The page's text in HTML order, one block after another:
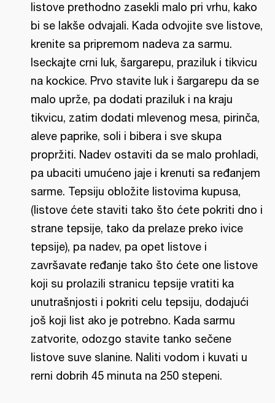
listove prethodno zasekli malo pri vrhu, kako
bi se lakše odvajali. Kada odvojite sve listove,
krenite sa pripremom nadeva za sarmu.
Iseckajte crni luk, šargarepu, praziluk i tikvicu
na kockice. Prvo stavite luk i šargarepu da se
malo uprže, pa dodati praziluk i na kraju
tikvicu, zatim dodati mlevenog mesa, pirinča,
aleve paprike, soli i bibera i sve skupa
propržiti. Nadev ostaviti da se malo prohladi,
pa ubaciti umućeno jaje i krenuti sa ređanjem
sarme. Tepsiju obložite listovima kupusa,
(listove ćete staviti tako što ćete pokriti dno i
strane tepsije, tako da prelaze preko ivice
tepsije), pa nadev, pa opet listove i
završavate ređanje tako što ćete one listove
koji su prolazili stranicu tepsije vratiti ka
unutrašnjosti i pokriti celu tepsiju, dodajući
još koji list ako je potrebno. Kada sarmu
zatvorite, odozgo stavite tanko sečene
listove suve slanine. Naliti vodom i kuvati u
rerni dobrih 45 minuta na 250 stepeni.